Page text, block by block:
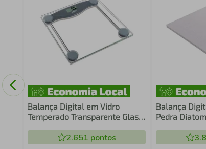
Balança Digital em Vidro
Temperado Transparente Glass
2.651 pontos
Balança
Pedra